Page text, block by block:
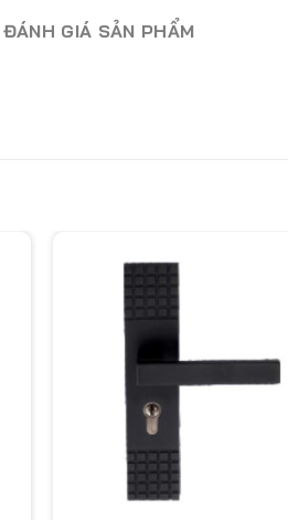
ĐÁNH GIÁ SẢN PHẨM